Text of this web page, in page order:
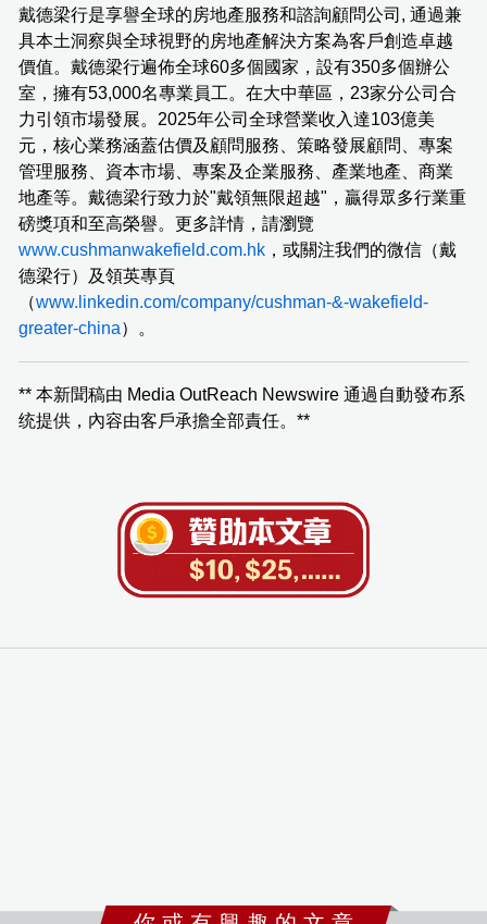
戴德梁行是享譽全球的房地產服務和諮詢顧問公司, 通過兼
具本土洞察與全球視野的房地產解決方案為客戶創造卓越
價值。戴德梁行遍佈全球60多個國家，設有350多個辦公
室，擁有53,000名專業員工。在大中華區，23家分公司合
力引領市場發展。2025年公司全球營業收入達103億美
元，核心業務涵蓋估價及顧問服務、策略發展顧問、專案
管理服務、資本市場、專案及企業服務、產業地產、商業
地產等。戴德梁行致力於"戴領無限超越"，贏得眾多行業重
磅獎項和至高榮譽。更多詳情，請瀏覽
www.cushmanwakefield.com.hk ，或關注我們的微信（戴
德梁行）及領英專頁
（www.linkedin.com/company/cushman-&-wakefield-
greater-china）。
** 本新聞稿由 Media OutReach Newswire 通過自動發布系
统提供，內容由客戶承擔全部責任。**